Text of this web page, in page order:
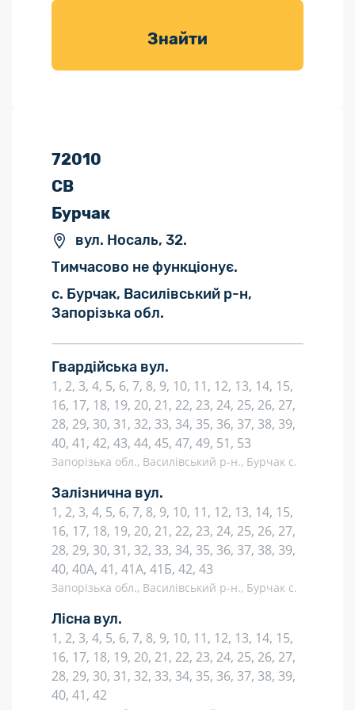
товарів для
Знайти
72010
СВ
Бурчак
вул. Носаль, 32.
Тимчасово не функціонує.
с. Бурчак, Василівський р-н,
Запорізька обл.
Гвардійська вул.
1, 2, 3, 4, 5, 6, 7, 8, 9, 10, 11, 12, 13, 14, 15,
16, 17, 18, 19, 20, 21, 22, 23, 24, 25, 26, 27,
28, 29, 30, 31, 32, 33, 34, 35, 36, 37, 38, 39,
40, 41, 42, 43, 44, 45, 47, 49, 51, 53
Запорізька обл., Василівський р-н., Бурчак с.
Залізнична вул.
1, 2, 3, 4, 5, 6, 7, 8, 9, 10, 11, 12, 13, 14, 15,
16, 17, 18, 19, 20, 21, 22, 23, 24, 25, 26, 27,
28, 29, 30, 31, 32, 33, 34, 35, 36, 37, 38, 39,
40, 40А, 41, 41А, 41Б, 42, 43
Запорізька обл., Василівський р-н., Бурчак с.
Лісна вул.
1, 2, 3, 4, 5, 6, 7, 8, 9, 10, 11, 12, 13, 14, 15,
16, 17, 18, 19, 20, 21, 22, 23, 24, 25, 26, 27,
28, 29, 30, 31, 32, 33, 34, 35, 36, 37, 38, 39,
40, 41, 42